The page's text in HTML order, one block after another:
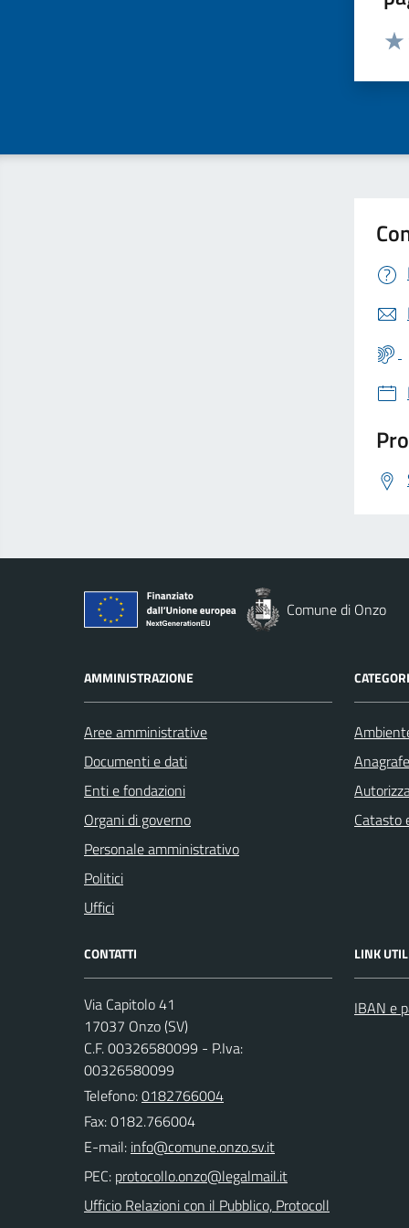
Comune di Onzo
AMMINISTRAZIONE
Aree amministrative
Documenti e dati
Enti e fondazioni
Organi di governo
Personale amministrativo
Politici
Uffici
Catasto
CONTATTI
Via Capitolo 41
17037 Onzo (SV)
C.F. 00326580099 - P.Iva:
00326580099
Telefono:0182766004
Fax: 0182.766004
E-mail:
PEC:
Ufficio Relazioni con il Pubblico, Protocoll
LINK
IBAN e